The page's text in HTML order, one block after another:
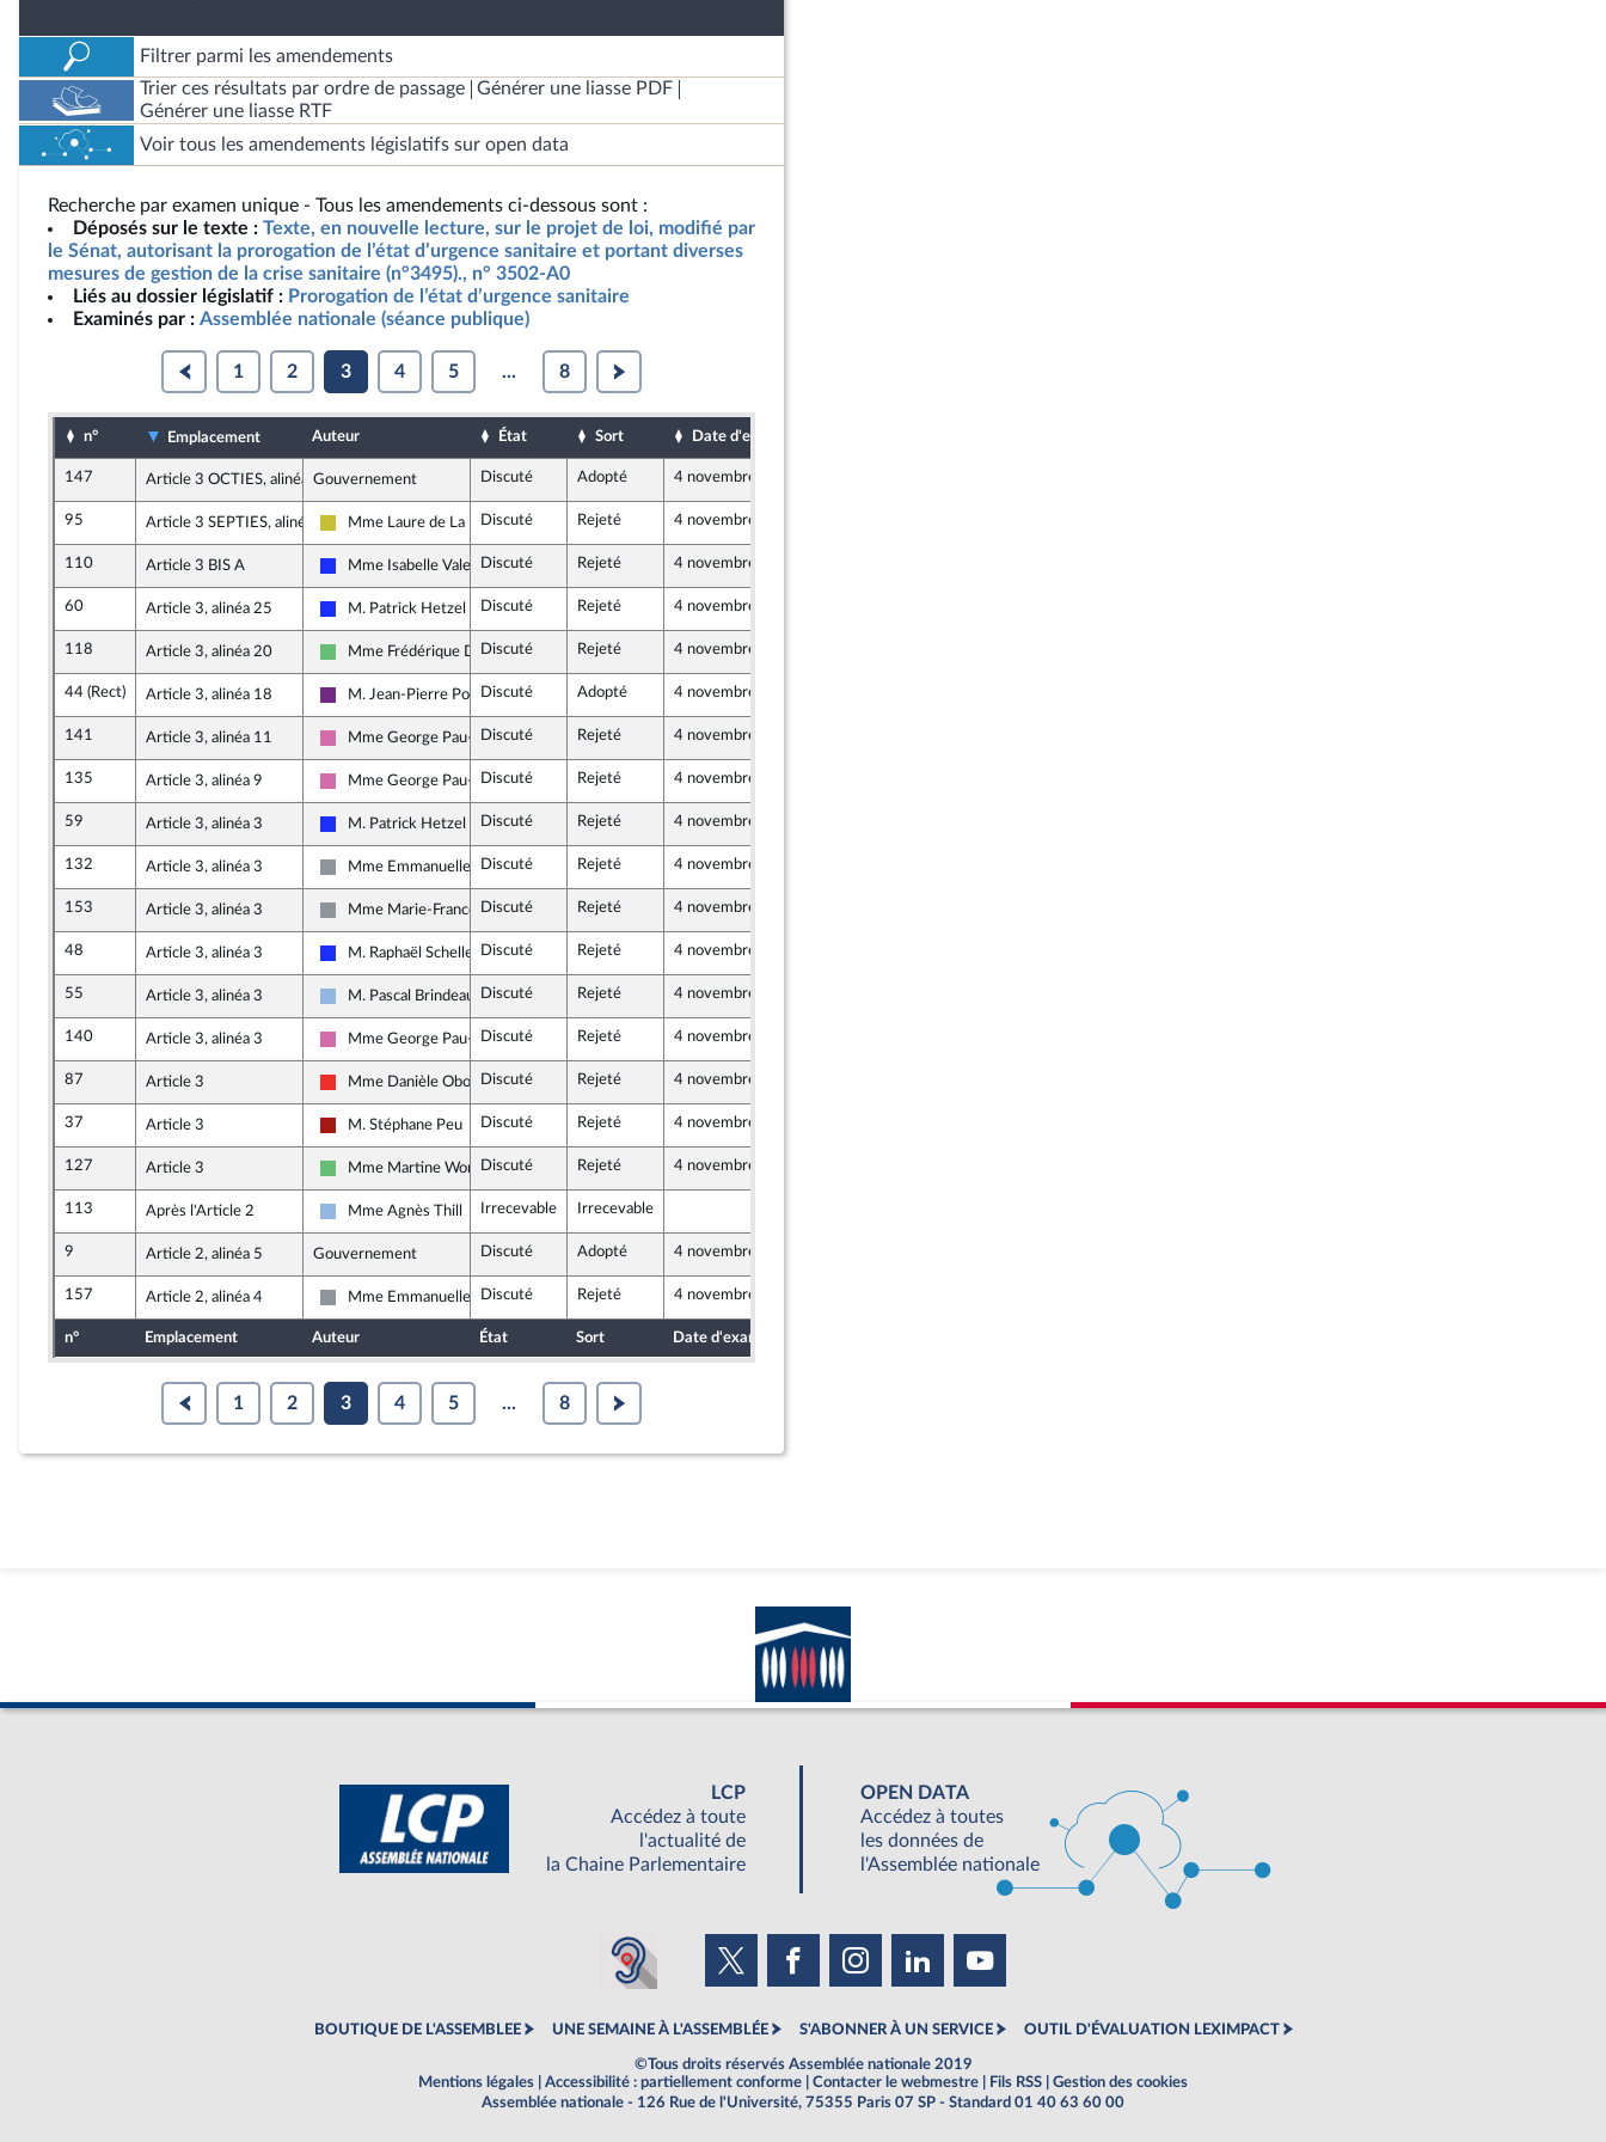
Filtrer parmi les amendements
Trier ces résultats par ordre de passage
Générer une liasse PDF
Générer une liasse RTF
Voir tous les amendements législatifs sur open data
Recherche par examen unique - Tous les amendements ci-dessous sont :
Déposés sur le texte : Texte, en nouvelle lecture, sur le projet de loi, modifié par
le Sénat, autorisant la prorogation de l’état d’urgence sanitaire et portant diverses
mesures de gestion de la crise sanitaire (n°3495)., n° 3502-A0
Liés au dossier législatif : Prorogation de l’état d’urgence sanitaire
Examinés par : Assemblée nationale (séance publique)
1 2 3 4 5 ... 8
n° Emplacement Auteur État Sort Date d'examen
147 Article 3 OCTIES, alinéa 2Gouvernement Discuté Adopté 4 novembre 2020
95 Article 3 SEPTIES, alinéa 2
Agir ensemble
Mme Laure de La Raudière
Discuté Rejeté 4 novembre 2020
110 Article 3 BIS A
Les Républicains
Mme Isabelle ValentinDiscuté Rejeté 4 novembre 2020
60 Article 3, alinéa 25
Les Républicains
M. Patrick Hetzel Discuté Rejeté 4 novembre 2020
118 Article 3, alinéa 20
Libertés et Territoires
Mme Frédérique Dumas
Discuté Rejeté 4 novembre 2020
44 (Rect) Article 3, alinéa 18
La République en Marche
M. Jean-Pierre PontDiscuté Adopté 4 novembre 2020
141 Article 3, alinéa 11
Socialistes et apparentés
Mme George Pau-Langevin
Discuté Rejeté 4 novembre 2020
135 Article 3, alinéa 9
Socialistes et apparentés
Mme George Pau-Langevin
Discuté Rejeté 4 novembre 2020
59 Article 3, alinéa 3
Les Républicains
M. Patrick Hetzel Discuté Rejeté 4 novembre 2020
132 Article 3, alinéa 3
Non inscrit
Mme Emmanuelle Ménard
Discuté Rejeté 4 novembre 2020
153 Article 3, alinéa 3
Non inscrit
Mme Marie-France Lorho
Discuté Rejeté 4 novembre 2020
48 Article 3, alinéa 3
Les Républicains
M. Raphaël Schellenberger
Discuté Rejeté 4 novembre 2020
55 Article 3, alinéa 3
UDI et Indépendants
M. Pascal Brindeau Discuté Rejeté 4 novembre 2020
140 Article 3, alinéa 3
Socialistes et apparentés
Mme George Pau-Langevin
Discuté Rejeté 4 novembre 2020
87 Article 3
La France insoumise
Mme Danièle ObonoDiscuté Rejeté 4 novembre 2020
37 Article 3
Gauche démocrate et républicaine
M. Stéphane Peu Discuté Rejeté 4 novembre 2020
127 Article 3
Libertés et Territoires
Mme Martine WonnerDiscuté Rejeté 4 novembre 2020
113 Après l'Article 2
UDI et Indépendants
Mme Agnès Thill Irrecevable Irrecevable
9 Article 2, alinéa 5 Gouvernement Discuté Adopté 4 novembre 2020
157 Article 2, alinéa 4
Non inscrit
Mme Emmanuelle Ménard
Discuté Rejeté 4 novembre 2020
n° Emplacement Auteur État Sort Date d'examen
1 2 3 4 5 ... 8
LCP
Accédez à toute
l'actualité de
la Chaine Parlementaire
OPEN DATA
Accédez à toutes
les données de
l'Assemblée nationale
BOUTIQUE DE L'ASSEMBLEE UNE SEMAINE À L'ASSEMBLÉE S'ABONNER À UN SERVICE OUTIL D'ÉVALUATION LEXIMPACT
©Tous droits réservés Assemblée nationale 2019
Mentions légales
Accessibilité : partiellement conforme Contacter le webmestre Fils RSS
Gestion des cookies
Assemblée nationale - 126 Rue de l'Université, 75355 Paris 07 SP - Standard 01 40 63 60 00